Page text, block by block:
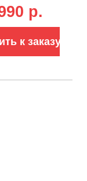
слайдер)
p.
к заказу